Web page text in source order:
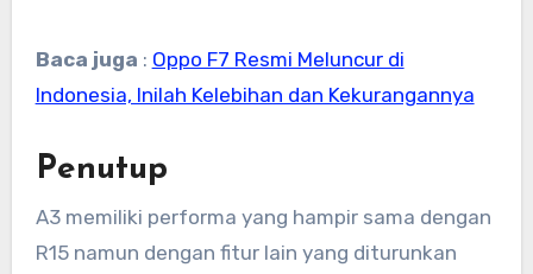
Baca juga : Oppo F7 Resmi Meluncur di
Indonesia, Inilah Kelebihan dan Kekurangannya
Penutup
A3 memiliki performa yang hampir sama dengan
R15 namun dengan fitur lain yang diturunkan